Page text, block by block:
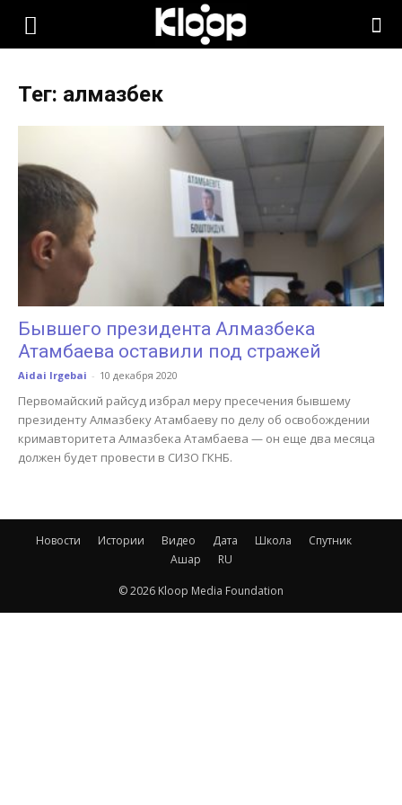
KLOOP.KG
Новости
Кыргызстана
Тег: алмазбек
Бывшего президента Алмазбека
Атамбаева оставили под стражей
Aidai Irgebai - 10 декабря 2020
Первомайский райсуд избрал меру пресечения бывшему
президенту Алмазбеку Атамбаеву по делу об освобождении
кримавторитета Алмазбека Атамбаева — он еще два месяца
должен будет провести в СИЗО ГКНБ.
Новости Истории Видео Дата Школа
Спутник
Ашар
RU
© 2026 Kloop Media Foundation